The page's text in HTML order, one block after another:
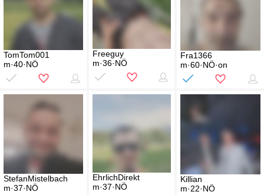
TomTom001
m·40·NÖ
Freeguy
m·36·NÖ
Fra1366
m·60·NÖ·on
StefanMistelbach
m·37·NÖ
EhrlichDirekt
m·37·NÖ
Killian
m·22·NÖ